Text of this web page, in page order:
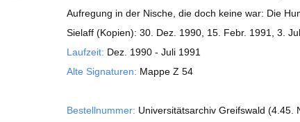
Aufregung in der Nische, die doch keine war: Die
Sielaff (Kopien): 30. Dez. 1990, 15. Febr. 1991, 3.
Laufzeit: Dez. 1990 - Juli 1991
Alte Signaturen: Mappe Z 54
Bestellnummer: Universitätsarchiv Greifswald (4.45.